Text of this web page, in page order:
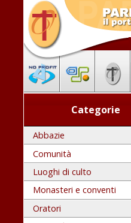
Categorie
Abbazie
Comunità
Luoghi di culto
Monasteri e conventi
Oratori